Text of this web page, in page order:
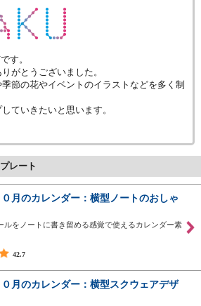
す。
がとうございました。
節の花やイベントのイラストなどを多く制
ていきたいと思います。
レート
月のカレンダー：横型ノートのおしゃ
ルをノートに書き留める感覚で使えるカレンダー素
42.7
０月のカレンダー：横型スクウェアデザ